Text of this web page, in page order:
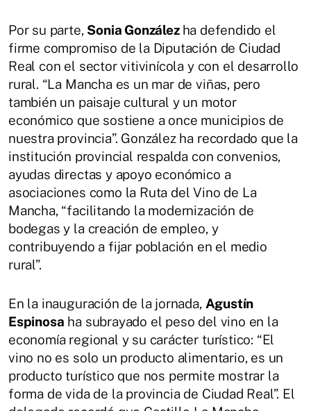
Por su parte, Sonia González ha defendido el
firme compromiso de la Diputación de Ciudad
Real con el sector vitivinícola y con el desarrollo
rural. “La Mancha es un mar de viñas, pero
también un paisaje cultural y un motor
económico que sostiene a once municipios de
nuestra provincia”. González ha recordado que la
institución provincial respalda con convenios,
ayudas directas y apoyo económico a
asociaciones como la Ruta del Vino de La
Mancha, “facilitando la modernización de
bodegas y la creación de empleo, y
contribuyendo a fijar población en el medio
rural”.
En la inauguración de la jornada, Agustín
Espinosa ha subrayado el peso del vino en la
economía regional y su carácter turístico: “El
vino no es solo un producto alimentario, es un
producto turístico que nos permite mostrar la
forma de vida de la provincia de Ciudad Real”. El